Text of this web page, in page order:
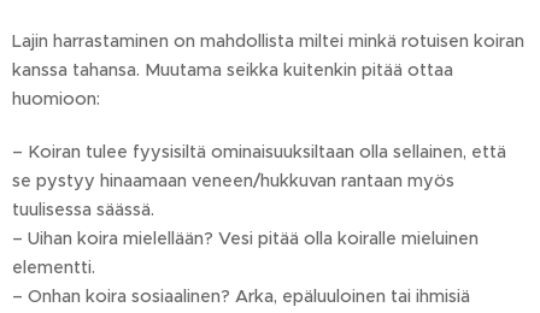
Lajin harrastaminen on mahdollista miltei minkä rotuisen koiran
kanssa tahansa. Muutama seikka kuitenkin pitää ottaa
huomioon:
– Koiran tulee fyysisiltä ominaisuuksiltaan olla sellainen, että
se pystyy hinaamaan veneen/hukkuvan rantaan myös
tuulisessa säässä.
– Uihan koira mielellään? Vesi pitää olla koiralle mieluinen
elementti.
– Onhan koira sosiaalinen? Arka, epäluuloinen tai ihmisiä